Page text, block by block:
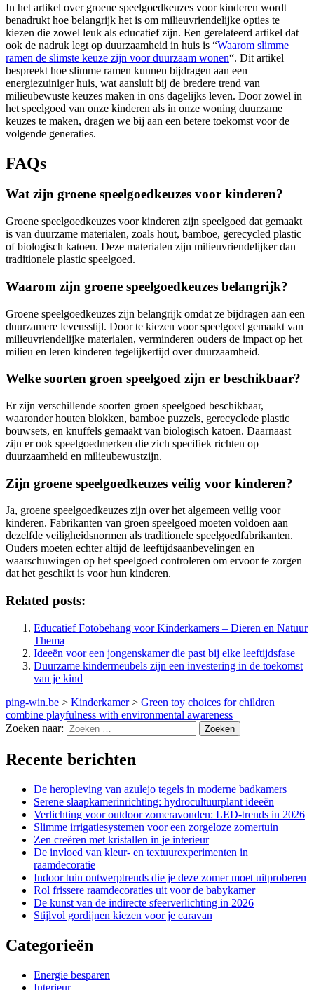
In het artikel over groene speelgoedkeuzes voor kinderen wordt
benadrukt hoe belangrijk het is om milieuvriendelijke opties te
kiezen die zowel leuk als educatief zijn. Een gerelateerd artikel dat
ook de nadruk legt op duurzaamheid in huis is “Waarom slimme
ramen de slimste keuze zijn voor duurzaam wonen“. Dit artikel
bespreekt hoe slimme ramen kunnen bijdragen aan een
energiezuiniger huis, wat aansluit bij de bredere trend van
milieubewuste keuzes maken in ons dagelijks leven. Door zowel in
het speelgoed van onze kinderen als in onze woning duurzame
keuzes te maken, dragen we bij aan een betere toekomst voor de
volgende generaties.
FAQs
Wat zijn groene speelgoedkeuzes voor kinderen?
Groene speelgoedkeuzes voor kinderen zijn speelgoed dat gemaakt
is van duurzame materialen, zoals hout, bamboe, gerecycled plastic
of biologisch katoen. Deze materialen zijn milieuvriendelijker dan
traditionele plastic speelgoed.
Waarom zijn groene speelgoedkeuzes belangrijk?
Groene speelgoedkeuzes zijn belangrijk omdat ze bijdragen aan een
duurzamere levensstijl. Door te kiezen voor speelgoed gemaakt van
milieuvriendelijke materialen, verminderen ouders de impact op het
milieu en leren kinderen tegelijkertijd over duurzaamheid.
Welke soorten groen speelgoed zijn er beschikbaar?
Er zijn verschillende soorten groen speelgoed beschikbaar,
waaronder houten blokken, bamboe puzzels, gerecyclede plastic
bouwsets, en knuffels gemaakt van biologisch katoen. Daarnaast
zijn er ook speelgoedmerken die zich specifiek richten op
duurzaamheid en milieubewustzijn.
Zijn groene speelgoedkeuzes veilig voor kinderen?
Ja, groene speelgoedkeuzes zijn over het algemeen veilig voor
kinderen. Fabrikanten van groen speelgoed moeten voldoen aan
dezelfde veiligheidsnormen als traditionele speelgoedfabrikanten.
Ouders moeten echter altijd de leeftijdsaanbevelingen en
waarschuwingen op het speelgoed controleren om ervoor te zorgen
dat het geschikt is voor hun kinderen.
Related posts:
Educatief Fotobehang voor Kinderkamers – Dieren en Natuur
Thema
Ideeën voor een jongenskamer die past bij elke leeftijdsfase
Duurzame kindermeubels zijn een investering in de toekomst
van je kind
ping-win.be > Kinderkamer> Green toy choices for children
combine playfulness with environmental awareness
Zoeken naar:
Recente berichten
De heropleving van azulejo tegels in moderne badkamers
Serene slaapkamerinrichting: hydrocultuurplant ideeën
Verlichting voor outdoor zomeravonden: LED-trends in 2026
Slimme irrigatiesystemen voor een zorgeloze zomertuin
Zen creëren met kristallen in je interieur
De invloed van kleur- en textuurexperimenten in
raamdecoratie
Indoor tuin ontwerptrends die je deze zomer moet uitproberen
Rol frissere raamdecoraties uit voor de babykamer
De kunst van de indirecte sfeerverlichting in 2026
Stijlvol gordijnen kiezen voor je caravan
Categorieën
Energie besparen
Interieur